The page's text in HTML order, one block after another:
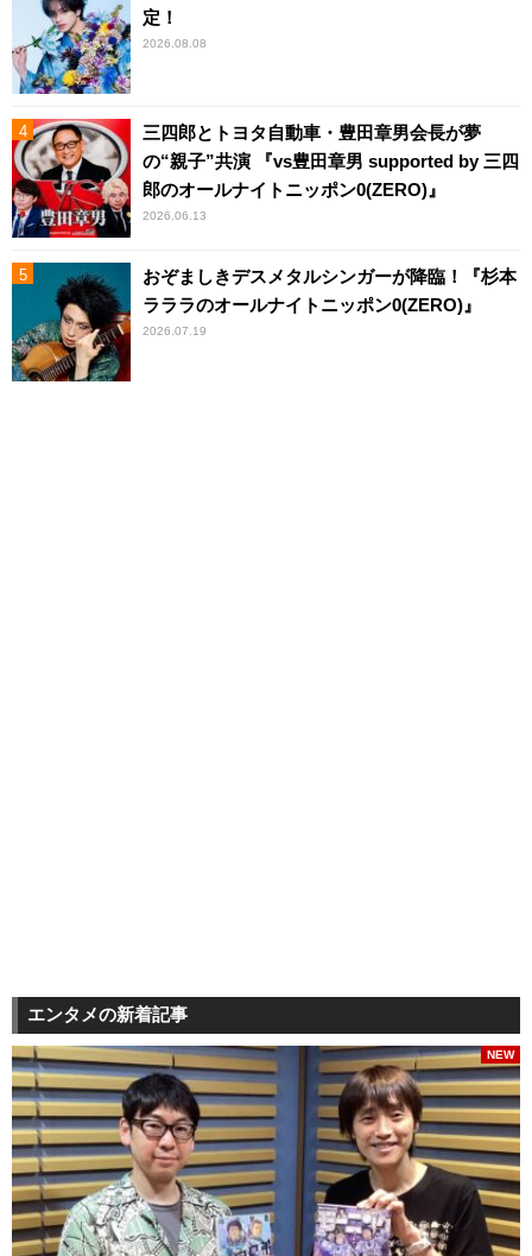
定！
2026.08.08
三四郎とトヨタ自動車・豊田章男会長が夢
の“親子”共演 『vs豊田章男 supported by 三四
郎のオールナイトニッポン0(ZERO)』
2026.06.13
おぞましきデスメタルシンガーが降臨！『杉本
ラララのオールナイトニッポン0(ZERO)』
2026.07.19
エンタメの新着記事
NEW